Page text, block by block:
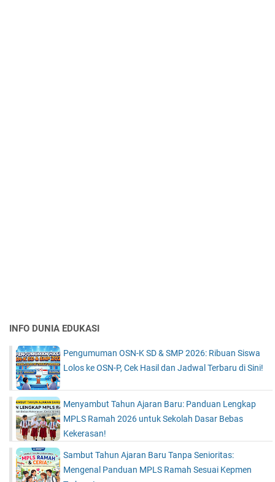
INFO DUNIA EDUKASI
Pengumuman OSN-K SD & SMP 2026: Ribuan Siswa
Lolos ke OSN-P, Cek Hasil dan Jadwal Terbaru di Sini!
Menyambut Tahun Ajaran Baru: Panduan Lengkap
MPLS Ramah 2026 untuk Sekolah Dasar Bebas
Kekerasan!
Sambut Tahun Ajaran Baru Tanpa Senioritas:
Mengenal Panduan MPLS Ramah Sesuai Kepmen